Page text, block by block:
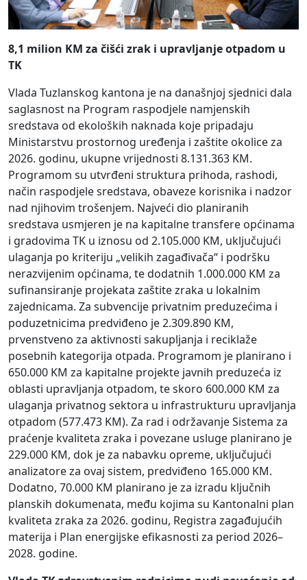
8,1 milion KM za čišći zrak i upravljanje otpadom u
TK
Vlada Tuzlanskog kantona je na današnjoj sjednici dala
saglasnost na Program raspodjele namjenskih
sredstava od ekoloških naknada koje pripadaju
Ministarstvu prostornog uređenja i zaštite okolice za
2026. godinu, ukupne vrijednosti 8.131.363 KM.
Programom su utvrđeni struktura prihoda, rashodi,
način raspodjele sredstava, obaveze korisnika i nadzor
nad njihovim trošenjem. Najveći dio planiranih
sredstava usmjeren je na kapitalne transfere općinama
i gradovima TK u iznosu od 2.105.000 KM, uključujući
ulaganja po kriteriju „velikih zagađivača“ i podršku
nerazvijenim općinama, te dodatnih 1.000.000 KM za
sufinansiranje projekata zaštite zraka u lokalnim
zajednicama. Za subvencije privatnim preduzećima i
poduzetnicima predviđeno je 2.309.890 KM,
prvenstveno za aktivnosti sakupljanja i reciklaže
posebnih kategorija otpada. Programom je planirano i
650.000 KM za kapitalne projekte javnih preduzeća iz
oblasti upravljanja otpadom, te skoro 600.000 KM za
ulaganja privatnog sektora u infrastrukturu upravljanja
otpadom (577.473 KM). Za rad i održavanje Sistema za
praćenje kvaliteta zraka i povezane usluge planirano je
229.000 KM, dok je za nabavku opreme, uključujući
analizatore za ovaj sistem, predviđeno 165.000 KM.
Dodatno, 70.000 KM planirano je za izradu ključnih
planskih dokumenata, među kojima su Kantonalni plan
kvaliteta zraka za 2026. godinu, Registra zagađujućih
materija i Plan energijske efikasnosti za period 2026–
2028. godine.